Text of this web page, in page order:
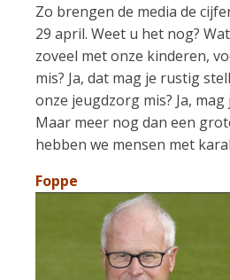
Zo brengen de media de
29 april. Weet u het nog?
zoveel met onze kinderen,
mis? Ja, dat mag je rustig
onze jeugdzorg mis? Ja,
Maar meer nog dan een
hebben we mensen met
Foppe